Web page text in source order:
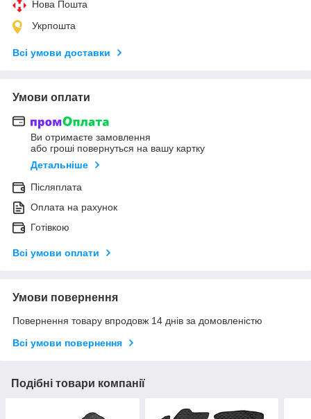
Нова Пошта
Укрпошта
Всі умови доставки
Умови оплати
Ви отримаєте замовлення
або гроші повернуться на вашу картку
Детальніше
Післяплата
Оплата на рахунок
Готівкою
Всі умови оплати
Умови повернення
Повернення товару впродовж 14 днів за домовленістю
Всі умови повернення
Подібні товари компанії